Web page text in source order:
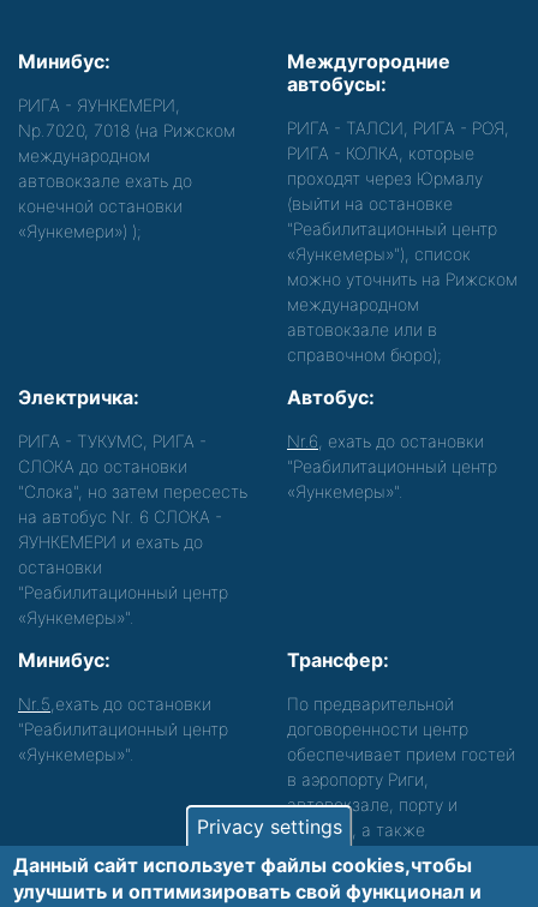
Минибус:
РИГА - ЯУНКЕМЕРИ,
Nр.7020, 7018 (на Рижском
международном
автовокзале ехать до
конечной остановки
«Яункемери») );
Междугородние
автобусы:
РИГА - ТАЛСИ, РИГА - РОЯ,
РИГА - КОЛКА, которые
проходят через Юрмалу
(выйти на остановке
"Реабилитационный центр
«Яункемеры»"), список
можно уточнить на Рижском
международном
автовокзале или в
справочном бюро);
Электричка:
РИГА - ТУКУМС, РИГА -
СЛОКА до остановки
"Слока", но затем пересесть
на автобус Nr. 6 СЛОКА -
ЯУНКЕМЕРИ и ехать до
остановки
"Реабилитационный центр
«Яункемеры»".
Автобус:
Nr.6 , ехать до остановки
"Реабилитационный центр
«Яункемеры»".
Минибус:
Nr.5 ,ехать до остановки
"Реабилитационный центр
«Яункемеры»".
Трансфер:
По предварительной
договоренности центр
обеспечивает прием гостей
в аэропорту Риги,
автовокзале, порту и
вокзале, а также
сопровождение. Просьба
звонить, чтобы уточнить
Privacy settings
Данный сайт использует файлы cookies,чтобы
улучшить и оптимизировать cвой функционал и